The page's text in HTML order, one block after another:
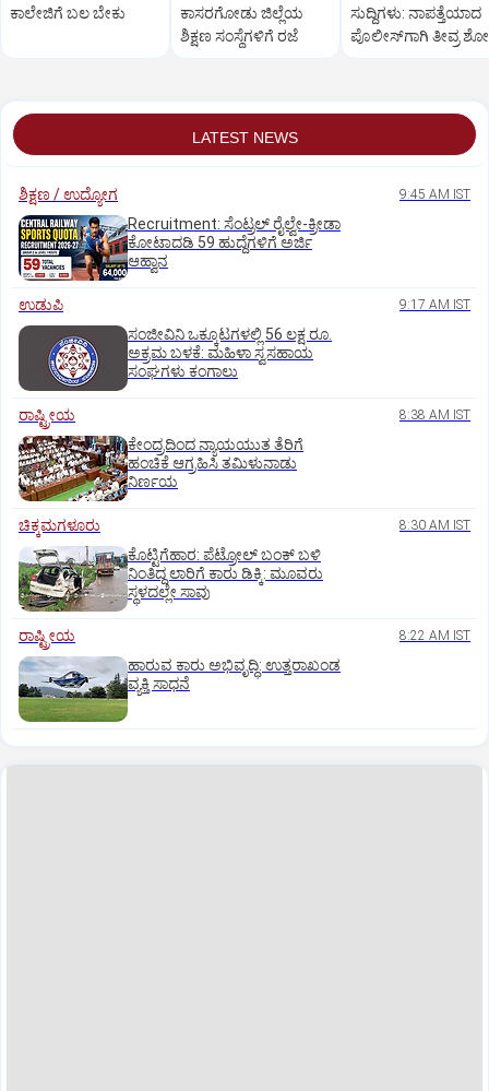
ಕಾಲೇಜಿಗೆ ಬಲ ಬೇಕು
ಕಾಸರಗೋಡು ಜಿಲ್ಲೆಯ
ಶಿಕ್ಷಣ ಸಂಸ್ಥೆಗಳಿಗೆ ರಜೆ
ಸುದ್ದಿಗಳು: ನಾಪತ್ತೆಯಾದ
ಪೊಲೀಸ್‌ಗಾಗಿ ತೀವ್ರ
LATEST NEWS
ಶಿಕ್ಷಣ / ಉದ್ಯೋಗ 9:45 AM IST
Recruitment: ಸೆಂಟ್ರಲ್‌ ರೈಲ್ವೇ-ಕ್ರೀಡಾ
ಕೋಟಾದಡಿ 59 ಹುದ್ದೆಗಳಿಗೆ ಅರ್ಜಿ
ಆಹ್ವಾನ
ಉಡುಪಿ 9:17 AM IST
ಸಂಜೀವಿನಿ ಒಕ್ಕೂಟಗಳಲ್ಲಿ 56 ಲಕ್ಷ ರೂ.
ಅಕ್ರಮ ಬಳಕೆ: ಮಹಿಳಾ ಸ್ವಸಹಾಯ
ಸಂಘಗಳು ಕಂಗಾಲು
ರಾಷ್ಟ್ರೀಯ 8:38 AM IST
ಕೇಂದ್ರದಿಂದ ನ್ಯಾಯಯುತ ತೆರಿಗೆ
ಹಂಚಿಕೆ ಆಗ್ರಹಿಸಿ ತಮಿಳುನಾಡು
ನಿರ್ಣಯ
ಚಿಕ್ಕಮಗಳೂರು 8:30 AM IST
ಕೊಟ್ಟಿಗೆಹಾರ: ಪೆಟ್ರೋಲ್ ಬಂಕ್ ಬಳಿ
ನಿಂತಿದ್ದ ಲಾರಿಗೆ ಕಾರು ಡಿಕ್ಕಿ: ಮೂವರು
ಸ್ಥಳದಲ್ಲೇ ಸಾವು
ರಾಷ್ಟ್ರೀಯ 8:22 AM IST
ಹಾರುವ ಕಾರು ಅಭಿವೃದ್ಧಿ: ಉತ್ತರಾಖಂಡ
ವ್ಯಕ್ತಿ ಸಾಧನೆ